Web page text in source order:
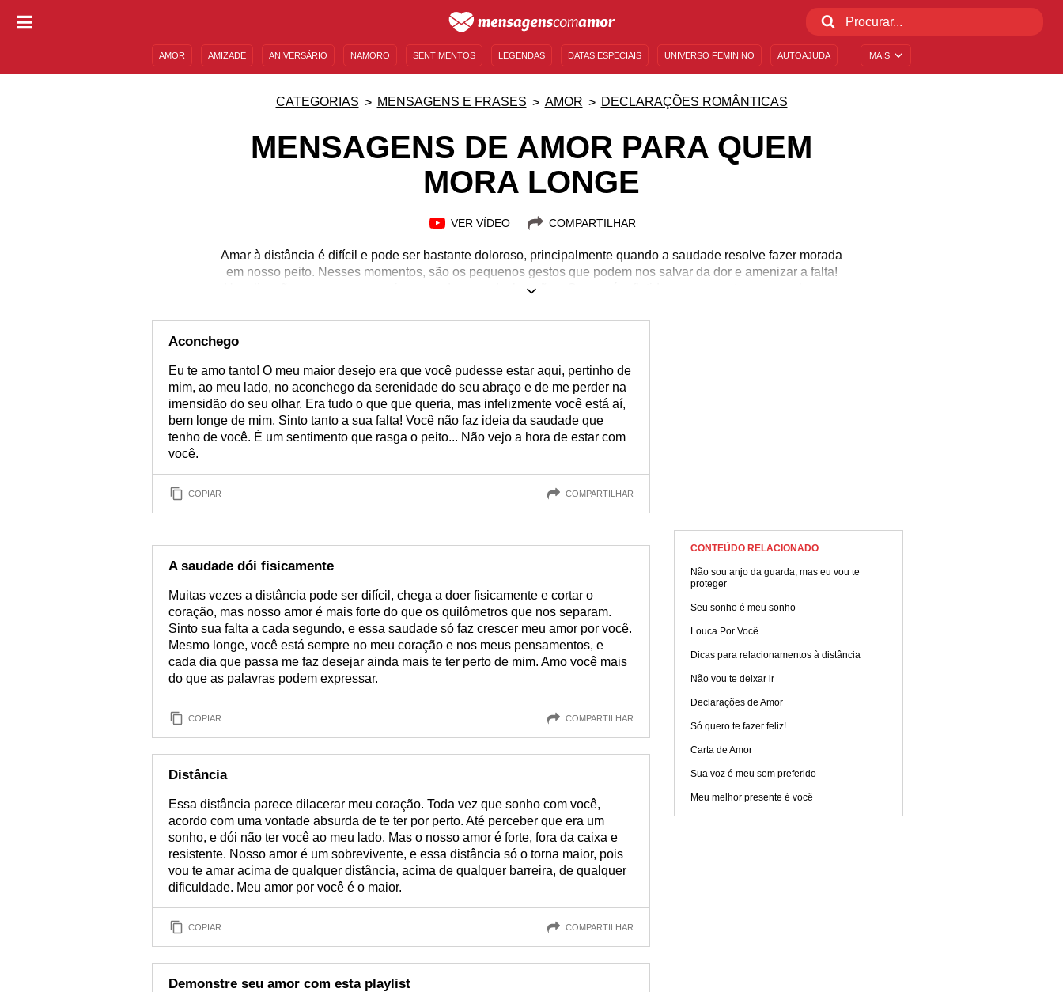
MAIS
AMOR AMIZADE ANIVERSÁRIO NAMORO SENTIMENTOS LEGENDAS DATAS ESPECIAIS UNIVERSO FEMININO AUTOAJUDA
CATEGORIAS MENSAGENS E FRASES AMOR DECLARAÇÕES ROMÂNTICAS
MENSAGENS DE AMOR PARA QUEM
MORA LONGE
VER VÍDEO COMPARTILHAR
Amar à distância é difícil e pode ser bastante doloroso, principalmente quando a saudade resolve fazer morada
em nosso peito. Nesses momentos, são os pequenos gestos que podem nos salvar da dor e amenizar a falta!
Uma ligação, uma mensagem inesperada, uma declaração... O amor é refletido nesses gestos que acalmam o
longe, amenize a saudade e estampe um sorriso no rosto de quem você mais quer ver bem! Para aguentar essa
Aconchego
Eu te amo tanto! O meu maior desejo era que você pudesse estar aqui, pertinho de
mim, ao meu lado, no aconchego da serenidade do seu abraço e de me perder na
imensidão do seu olhar. Era tudo o que que queria, mas infelizmente você está aí,
bem longe de mim. Sinto tanto a sua falta! Você não faz ideia da saudade que
tenho de você. É um sentimento que rasga o peito... Não vejo a hora de estar com
você.
COPIAR COMPARTILHAR
A saudade dói fisicamente
Muitas vezes a distância pode ser difícil, chega a doer fisicamente e cortar o
coração, mas nosso amor é mais forte do que os quilômetros que nos separam.
Sinto sua falta a cada segundo, e essa saudade só faz crescer meu amor por você.
Mesmo longe, você está sempre no meu coração e nos meus pensamentos, e
cada dia que passa me faz desejar ainda mais te ter perto de mim. Amo você mais
do que as palavras podem expressar.
COPIAR COMPARTILHAR
Distância
Essa distância parece dilacerar meu coração. Toda vez que sonho com você,
acordo com uma vontade absurda de te ter por perto. Até perceber que era um
sonho, e dói não ter você ao meu lado. Mas o nosso amor é forte, fora da caixa e
resistente. Nosso amor é um sobrevivente, e essa distância só o torna maior, pois
vou te amar acima de qualquer distância, acima de qualquer barreira, de qualquer
dificuldade. Meu amor por você é o maior.
COPIAR COMPARTILHAR
Demonstre seu amor com esta playlist
CONTEÚDO RELACIONADO
Não sou anjo da guarda, mas eu vou te
proteger
Seu sonho é meu sonho
Louca Por Você
Dicas para relacionamentos à distância
Não vou te deixar ir
Declarações de Amor
Só quero te fazer feliz!
Carta de Amor
Sua voz é meu som preferido
Meu melhor presente é você